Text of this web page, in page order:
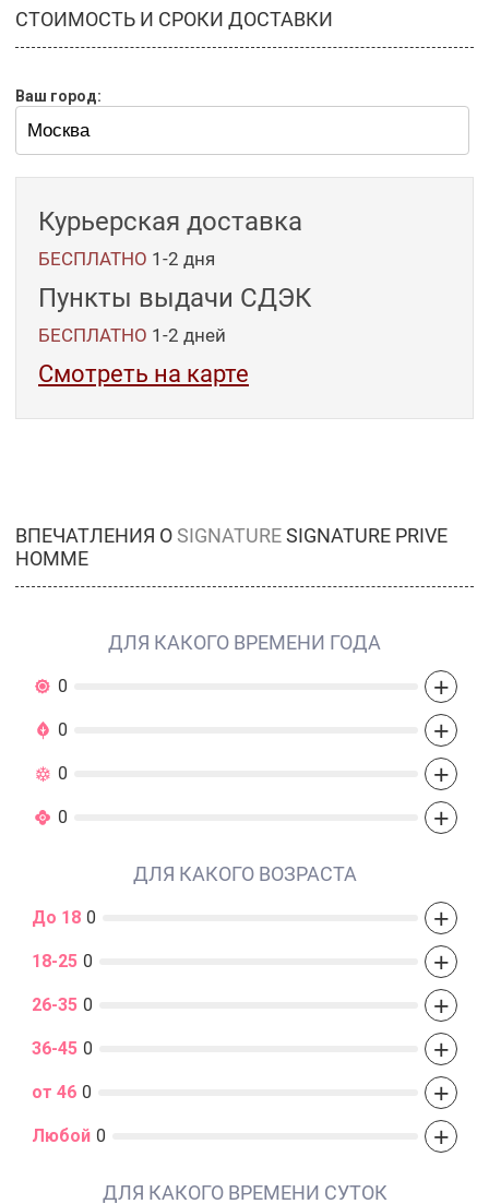
СТОИМОСТЬ И СРОКИ ДОСТАВКИ
Ваш город:
Курьерская доставка
БЕСПЛАТНО 1-2 дня
Пункты выдачи СДЭК
БЕСПЛАТНО 1-2 дней
Смотреть на карте
ВПЕЧАТЛЕНИЯ ОSIGNATURESIGNATURE PRIVE
HOMME
ДЛЯ КАКОГО ВРЕМЕНИ ГОДА
0 +
0 +
0 +
0 +
ДЛЯ КАКОГО ВОЗРАСТА
До 18 0 +
18-25 0 +
26-35 0 +
36-45 0 +
от 46 0 +
Любой 0 +
ДЛЯ КАКОГО ВРЕМЕНИ СУТОК